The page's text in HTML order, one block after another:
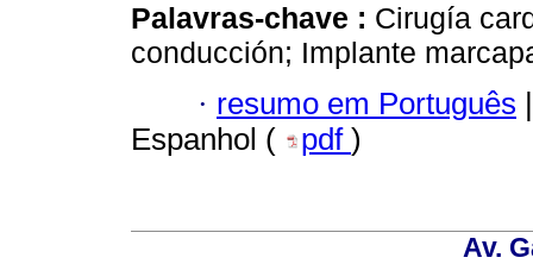
Palavras-chave : Cirugía
conducción; Implante
· resumo em Português |
Espanhol (
pdf )
Av.